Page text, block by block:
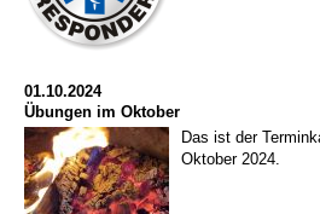
01.10.2024
Übungen im Oktober
Das ist der
Oktober 2024.